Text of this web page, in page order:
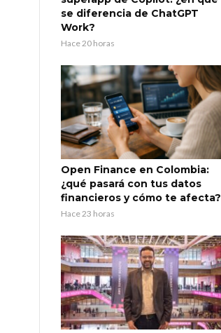
se diferencia de ChatGPT
Work?
Hace 20 horas
Open Finance en Colombia:
¿qué pasará con tus datos
financieros y cómo te afecta?
Hace 23 horas